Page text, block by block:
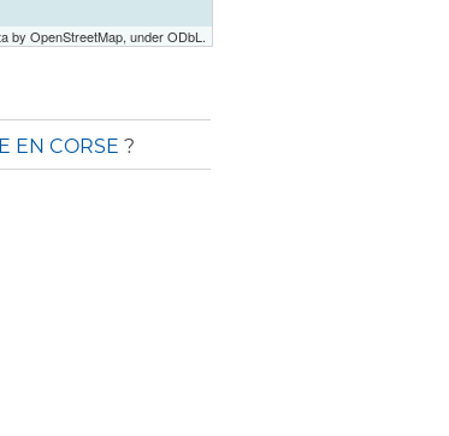
by OpenStreetMap, under ODbL.
EN CORSE ?